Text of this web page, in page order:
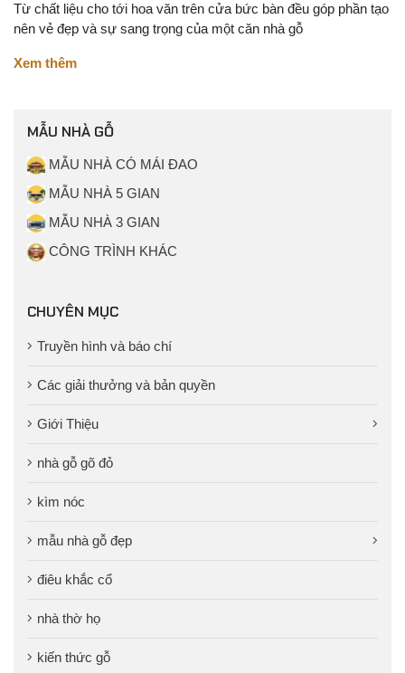
Từ chất liệu cho tới hoa văn trên cửa bức bàn đều góp phần tạo
nên vẻ đẹp và sự sang trọng của một căn nhà gỗ
Xem thêm
MẪU NHÀ GỖ
MẪU NHÀ CÓ MÁI ĐAO
MẪU NHÀ 5 GIAN
MẪU NHÀ 3 GIAN
CÔNG TRÌNH KHÁC
CHUYÊN MỤC
Truyền hình và báo chí
Các giải thưởng và bản quyền
Giới Thiệu
nhà gỗ gõ đỏ
kìm nóc
mẫu nhà gỗ đẹp
điêu khắc cổ
nhà thờ họ
kiến thức gỗ